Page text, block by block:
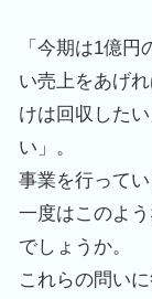
「今期は1億円
い売上をあげ
けは回収した
い」。
事業を行って
一度はこのよ
でしょうか。
これらの問い